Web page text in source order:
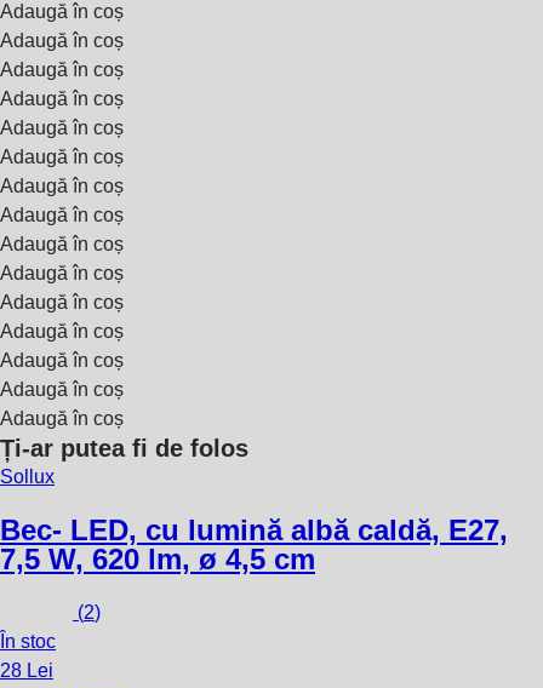
Adaugă în coș
Adaugă în coș
Adaugă în coș
Adaugă în coș
Adaugă în coș
Adaugă în coș
Adaugă în coș
Adaugă în coș
Adaugă în coș
Adaugă în coș
Adaugă în coș
Adaugă în coș
Adaugă în coș
Adaugă în coș
Adaugă în coș
Ți-ar putea fi de folos
Sollux
Bec- LED, cu lumină albă caldă, E27,
7,5 W, 620 lm, ø 4,5 cm
(2)
În stoc
28 Lei